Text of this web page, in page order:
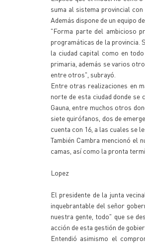
suma al sistema provincial
Además dispone de un equipo
"Forma parte del ambicioso
programáticas de la provincia.
la ciudad capital como en
primaria, además se varios
entre otros", subrayó.
Entre otras realizaciones en
norte de esta ciudad donde se
Gauna, entre muchos otros
siete quirófanos, dos de
cuenta con 16, a las cuales se
También Cambra mencionó el
camas, así como la pronta
Lopez
El presidente de la junta
inquebrantable del señor
nuestra gente, todo" que se
acción de esta gestión de
Entendió asimismo el